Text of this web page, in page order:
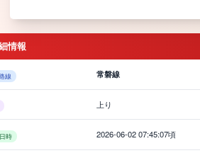
情報
線 常磐線
上り
時 2026-06-02 07:45:07頃